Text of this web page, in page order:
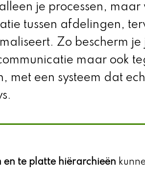
je processen, maar
tussen afdelingen,
Zo bescherm
maar ook
met een systeem dat
en te platte hiërarchieën